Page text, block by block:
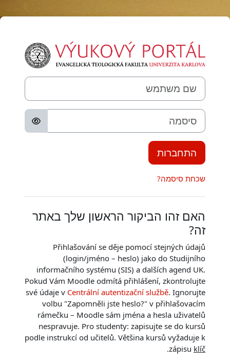
התחברות לVyukový portál ETF UK / Learning Portal PTF CU
שם משתמש
סיסמה
התחברות
שכחת סיסמה?
האם זהו הביקור הראשון שלך באתר
זה?
Přihlašování se děje pomocí stejných údajů
(login/jméno – heslo) jako do Studijního
informačního systému (SIS) a dalších agend UK.
Pokud Vám Moodle odmítá přihlášení, zkontrolujte
své údaje v Centrální autentizační službě. Ignorujte
volbu "Zapomněli jste heslo?" v přihlašovacím
rámečku – Moodle sám jména a hesla uživatelů
nespravuje. Pro studenty: zapisujte se do kursů
podle instrukcí od učitelů. Většina kursů vyžaduje k
zápisu klíč
.